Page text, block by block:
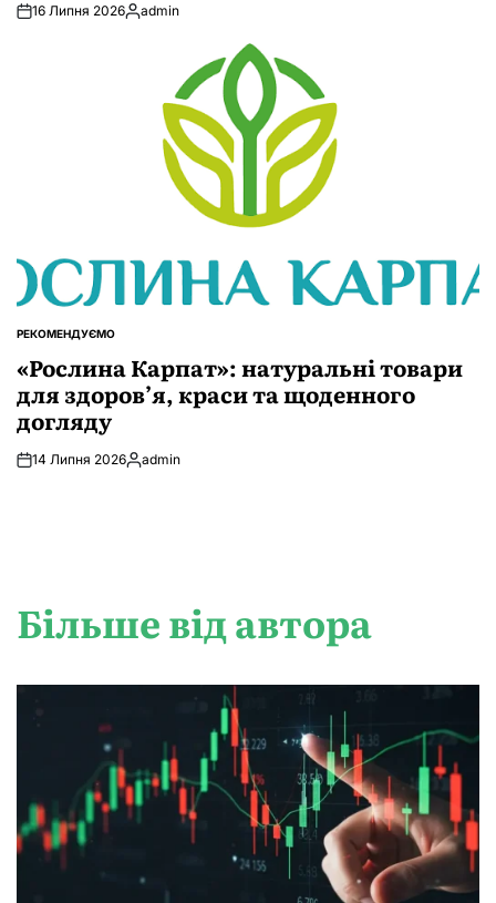
16 Липня 2026Опубліковано
admin
ОПУБЛІКУВАТИ
РЕКОМЕНДУЄМО
«Рослина Карпат»: натуральні товари
для здоров’я, краси та щоденного
догляду
14 Липня 2026Опубліковано
admin
Більше від автора